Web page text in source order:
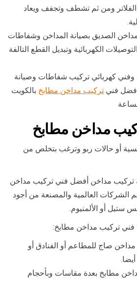
ومن ثم تشطف وتجفف ويعاد
الصديق بصيانة المداخن وشفاطات
الكهربائية وتبديل القطع التالفة
وفني كهربائي تركيب شفاطات وصيانة
فني تركيب مداخن مطابخ بالكويت
مداخن مطابخ
أو حالات ربو وترغب بتخلص من
تركيب مداخن أفضل فني تركيب مداخن
الشركات العالمية والمصنعة من أجود
ستيل أو الألمنيوم.
فني تركيب مداخن مطابخ:
صاج للمطاعم أو الفنادق أو
مطابخ بعدة مقاسات وبأحجام